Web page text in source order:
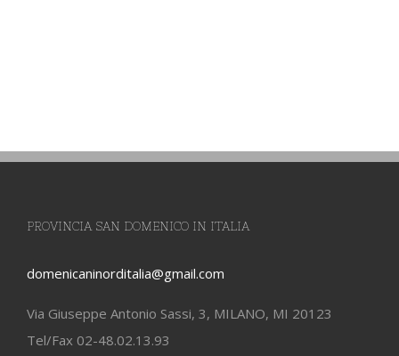
PROVINCIA SAN DOMENICO IN ITALIA
domenicaninorditalia@gmail.com
Via Giuseppe Antonio Sassi, 3, MILANO, MI 20123
Tel/Fax 02-48.02.13.93